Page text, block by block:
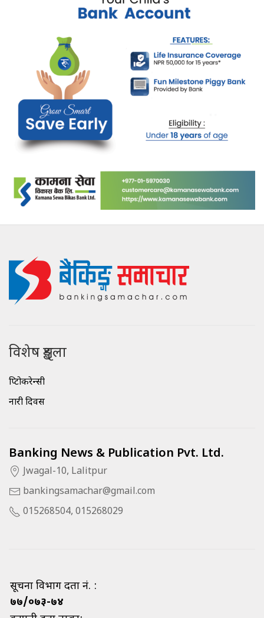
विशेष शृङ्खला
क्रिप्टोकरेन्सी
नारी दिवस
Banking News & Publication Pvt. Ltd.
Jwagal-10, Lalitpur
bankingsamachar@gmail.com
015268504, 015268029
सूचना विभाग दर्ता नं. :
७७/०७३-७४